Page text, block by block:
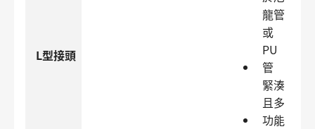
L型接頭
龍管
或
PU
管
緊湊
且多
功能